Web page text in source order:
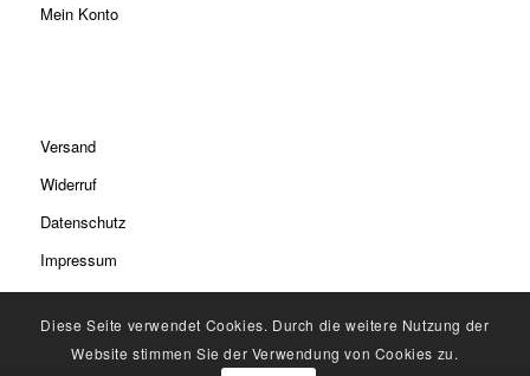
Mein Konto
Versand
Widerruf
Datenschutz
Impressum
Diese Seite verwendet Cookies. Durch die weitere Nutzung der
Website stimmen Sie der Verwendung von Cookies zu.